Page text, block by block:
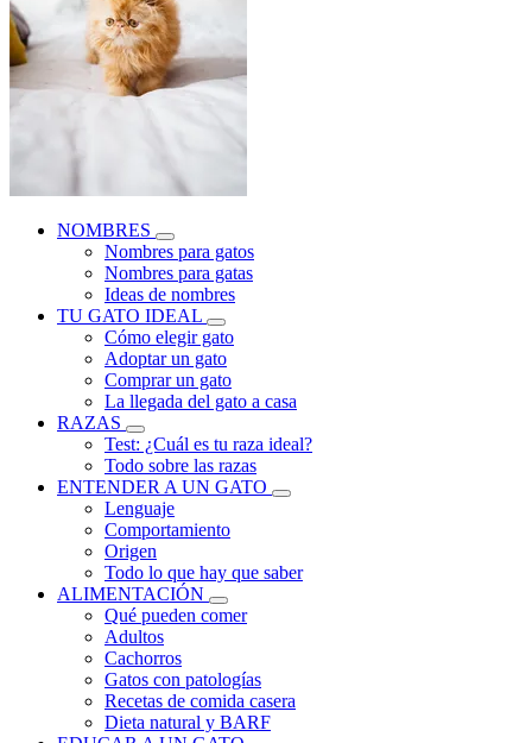
NOMBRES
Nombres para gatos
Nombres para gatas
Ideas de nombres
TU GATO IDEAL
Cómo elegir gato
Adoptar un gato
Comprar un gato
La llegada del gato a casa
RAZAS
Test: ¿Cuál es tu raza ideal?
Todo sobre las razas
ENTENDER A UN GATO
Lenguaje
Comportamiento
Origen
Todo lo que hay que saber
ALIMENTACIÓN
Qué pueden comer
Adultos
Cachorros
Gatos con patologías
Recetas de comida casera
Dieta natural y BARF